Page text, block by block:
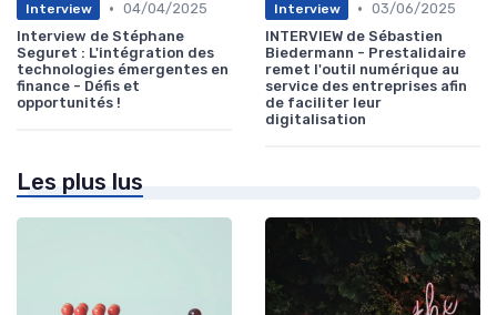
Interview • 04/04/2025
Interview de Stéphane
Seguret : L'intégration des
technologies émergentes en
finance - Défis et
opportunités !
Interview • 03/06/2025
INTERVIEW de Sébastien
Biedermann - Prestalidaire
remet l'outil numérique au
service des entreprises afin
de faciliter leur
digitalisation
Les plus lus